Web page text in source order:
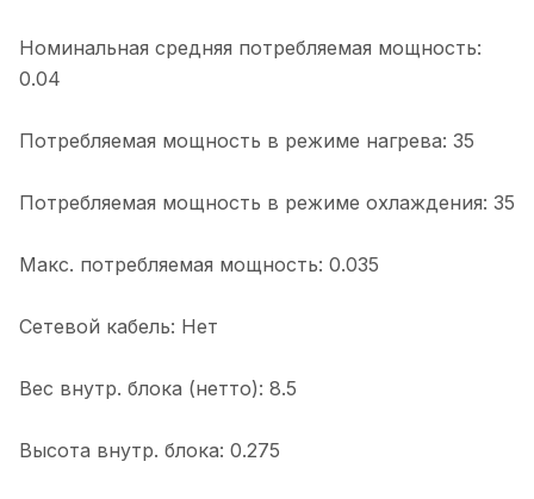
Номинальная средняя потребляемая мощность:
0.04
Потребляемая мощность в режиме нагрева: 35
Потребляемая мощность в режиме охлаждения: 35
Макс. потребляемая мощность: 0.035
Сетевой кабель: Нет
Вес внутр. блока (нетто): 8.5
Высота внутр. блока: 0.275